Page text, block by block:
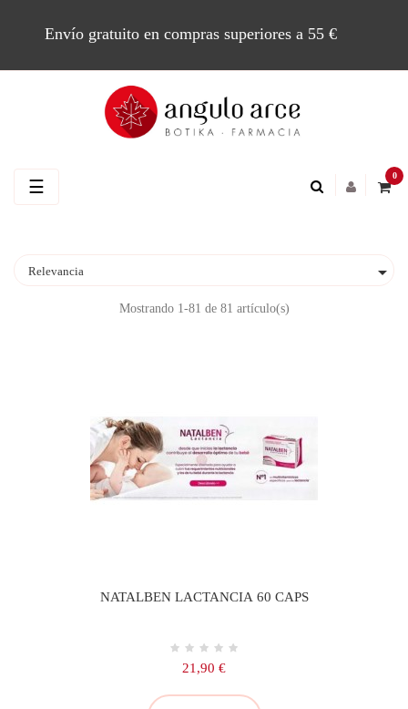
Envío gratuito en compras superiores a 55 €
0
Navegación
☰
Relevancia 
Mostrando 1-81 de 81 artículo(s)
NATALBEN LACTANCIA 60 CAPS
Precio
21,90 €